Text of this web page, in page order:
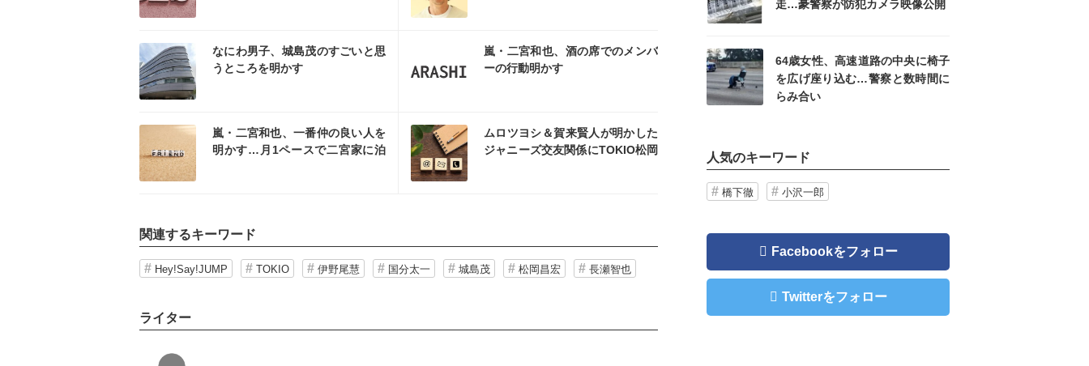
なにわ男子、城島茂のすごいと思
うところを明かす
嵐・二宮和也、酒の席でのメンバ
ーの行動明かす
嵐・二宮和也、一番仲の良い人を
明かす…月1ペースで二宮家に泊
ムロツヨシ＆賀来賢人が明かした
ジャニーズ交友関係にTOKIO松岡
記事を読む
関連するキーワード
Hey!Say!JUMP TOKIO 伊野尾慧 国分太一 城島茂 松岡昌宏 長瀬智也
ライター
走…豪警察が防犯カメラ映像公開
64歳女性、高速道路の中央に椅子
を広げ座り込む…警察と数時間に
らみ合い
記事を読む
人気のキーワード
橋下徹 小沢一郎
Facebookをフォロー
Twitterをフォロー